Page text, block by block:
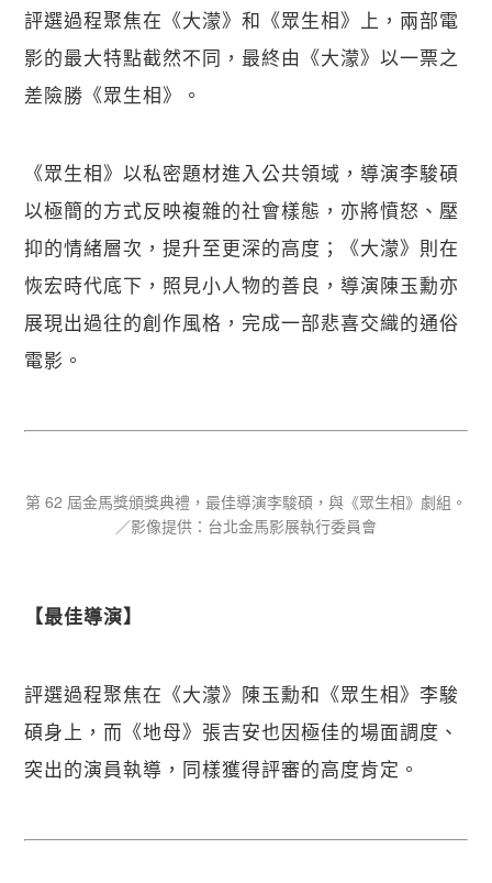
評選過程聚焦在《大濛》和《眾生相》上，兩部電
影的最大特點截然不同，最終由《大濛》以一票之
差險勝《眾生相》。
《眾生相》以私密題材進入公共領域，導演李駿碩
以極簡的方式反映複雜的社會樣態，亦將憤怒、壓
抑的情緒層次，提升至更深的高度；《大濛》則在
恢宏時代底下，照見小人物的善良，導演陳玉勳亦
展現出過往的創作風格，完成一部悲喜交織的通俗
電影。
第 62 屆金馬獎頒獎典禮，最佳導演李駿碩，與《眾生相》劇組。
／影像提供：台北金馬影展執行委員會
【​最佳導演】
評選過程聚焦在《大濛》陳玉勳和《眾生相》李駿
碩身上，而《地母》張吉安也因極佳的場面調度、
突出的演員執導，同樣獲得評審的高度肯定。